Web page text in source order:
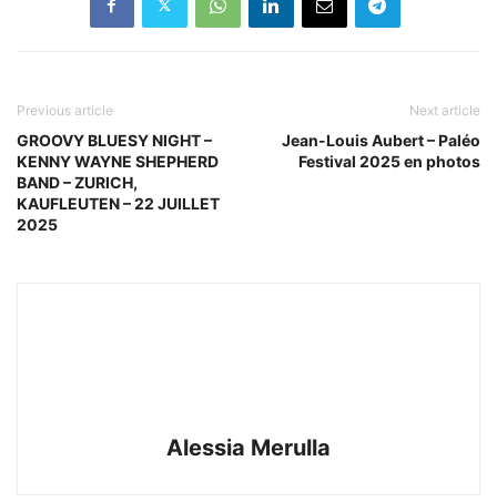
Previous article
GROOVY BLUESY NIGHT –
KENNY WAYNE SHEPHERD
BAND – ZURICH,
KAUFLEUTEN – 22 JUILLET
2025
Next article
Jean-Louis Aubert – Paléo
Festival 2025 en photos
Alessia Merulla